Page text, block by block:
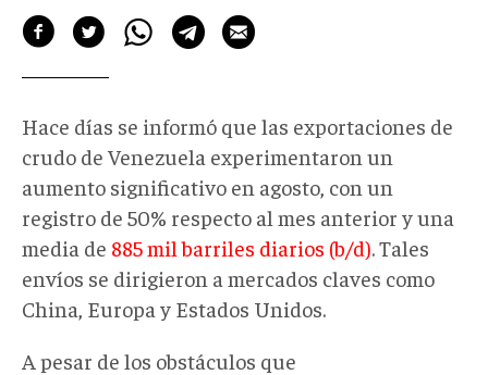
Hace días se informó que las exportaciones de
crudo de Venezuela experimentaron un
aumento significativo en agosto, con un
registro de 50% respecto al mes anterior y una
media de 885 mil barriles diarios (b/d). Tales
envíos se dirigieron a mercados claves como
China, Europa y Estados Unidos.
A pesar de los obstáculos que